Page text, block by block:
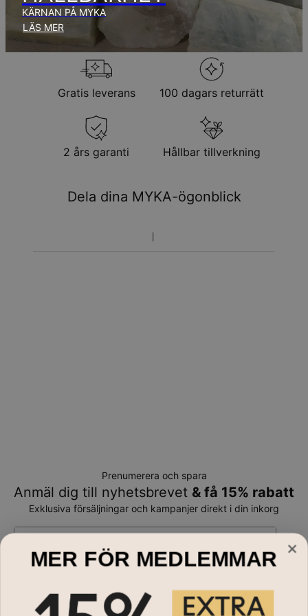
Returpolicy
Observera att personliga smycken är unika och endast kan
returneras för utbyte eller butikskredit
KÄRNAN PÅ MYKA
LÄS MER
Gratis leverans 100 dagars returrätt
2 års garanti Hållbar tillverkning
Dela dina MYKA-ögonblick
Prenumerera och spara
Anmäl dig till nyhetsbrevet & få 15% rabatt
Exklusiva försäljningar och kampanjer direkt i din inkorg
MER FÖR MEDLEMMAR